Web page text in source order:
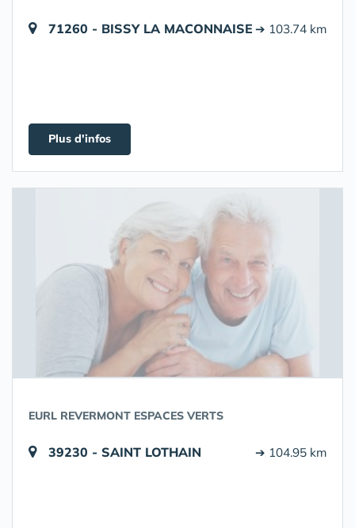
71260 - BISSY LA MACONNAISE ➔ 103.74 km
Plus d'infos
EURL REVERMONT ESPACES VERTS
39230 - SAINT LOTHAIN ➔ 104.95 km